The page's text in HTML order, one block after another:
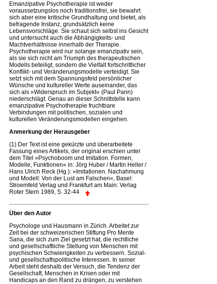
Emanzipative Psychotherapie ist weder
voraussetzungslos noch traditionsfrei, sie bewahrt
sich aber eine kritische Grundhaltung und bietet, als
befragende Instanz, grundsätzlich keine
Lebensvorschläge. Sie schaut sich selbst ins Gesicht
und untersucht auch die Abhängigkeits- und
Machtverhältnisse innerhalb der Therapie.
Psychotherapie wird nur solange emanzipativ sein,
als sie sich nicht am Triumph des therapeutischen
Modells beteiligt, sondern die Vielfalt fortschrittlicher
Konflikt- und Veränderungsmodelle verteidigt. Sie
setzt sich mit dem Spannungsfeld persönlicher
Wünsche und kultureller Werte auseinander, das
sich als »Widerspruch im Subjekt« (Paul Parin)
niederschlägt. Genau an dieser Schnittstelle kann
emanzipative Psychotherapie fruchtbare
Verbindungen mit politischen, sozialen und
kulturellen Veränderungsmodellen eingehen.
Anmerkung der Herausgeber
(1) Der Text ist eine gekürzte und überarbeitete
Fassung eines Artikels, der original erschien unter
dem Titel »Psychoboom und Imitation. Formen,
Modelle, Funktionen« in: Jörg Huber / Martin Heller /
Hans Ulrich Reck (Hg.): »Imitationen. Nachahmung
und Modell: Von der Lust am Falschen«, Basel:
Stroemfeld Verlag und Frankfurt am Main: Verlag
Roter Stern 1989, S. 32-44
Über den Autor
Psychologe und Hausmann in Zürich. Arbeitet zur
Zeit bei der schweizerischen Stiftung Pro Mente
Sana, die sich zum Ziel gesetzt hat, die rechtliche
und gesellschaftliche Stellung von Menschen mit
psychischen Schwierigkeiten zu verbessern. Sozial-
und gesellschaftspolitische Interessen. In seiner
Arbeit steht deshalb der Versuch, die Tendenz der
Gesellschaft, Menschen in Krisen oder mit
Handicaps an den Rand zu drängen, zu verstehen